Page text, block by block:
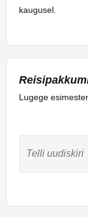
kaugusel.
Lugege